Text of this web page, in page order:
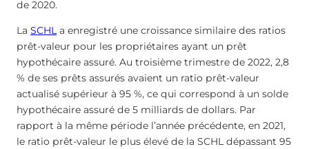
de 2020.
La SCHLa enregistré une croissance similaire des ratios
prêt-valeur pour les propriétaires ayant un prêt
hypothécaire assuré. Au troisième trimestre de 2022, 2,8
% de ses prêts assurés avaient un ratio prêt-valeur
actualisé supérieur à 95 %, ce qui correspond à un solde
hypothécaire assuré de 5 milliards de dollars. Par
rapport à la même période l’année précédente, en 2021,
le ratio prêt-valeur le plus élevé de la SCHL dépassant 95